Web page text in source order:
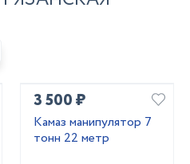
3 500 ₽
Камаз манипулятор 7
тонн 22 метр